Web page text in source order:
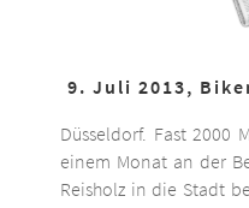
9. Juli 2013,
Düsseldorf. Fast 2000
einem Monat an der
Reisholz in die Stadt